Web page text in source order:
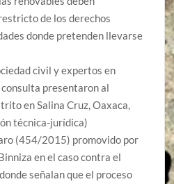
de los derechos
donde pretenden llevarse
civil y expertos en
presentaron al
en Salina Cruz, Oaxaca,
técnica-jurídica)
(454/2015) promovido por
en el caso contra el
señalan que el proceso